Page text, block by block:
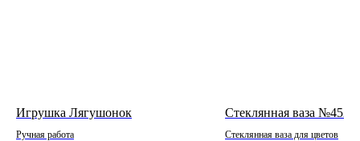
Игрушка Лягушонок
Ручная работа
Стеклянная ваза №452
Стеклянная ваза для цветов